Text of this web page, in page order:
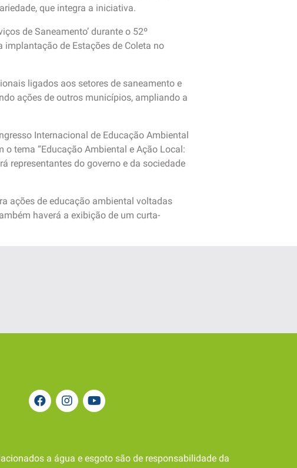
que integra a iniciativa.
de Saneamento’ durante o 52º
implantação de Estações de Coleta no
ligados aos setores de saneamento e
ações de outros municípios, ampliando a
Internacional de Educação Ambiental
tema “Educação Ambiental e Ação Local:
representantes do governo e da sociedade
ações de educação ambiental voltadas
haverá a exibição de um curta-
a água e esgoto são de responsabilidade da